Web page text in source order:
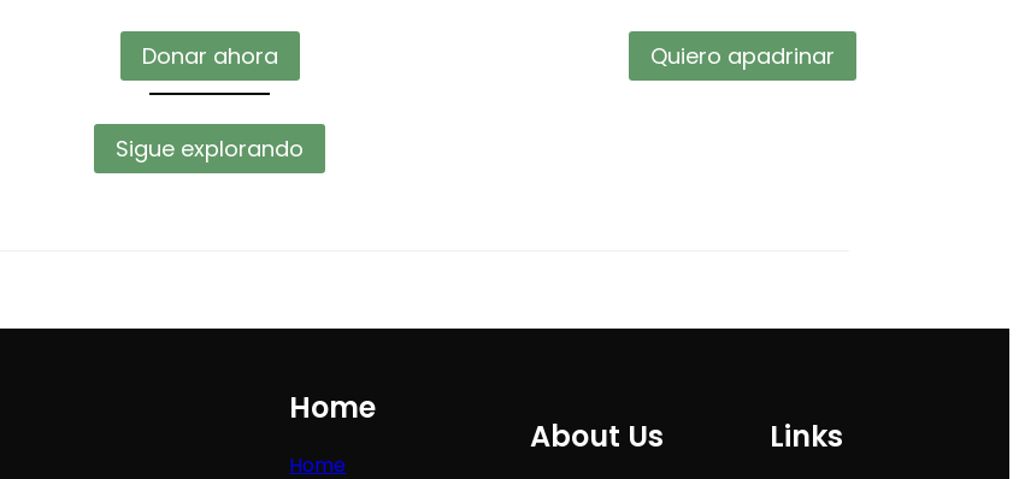
Donar ahora Quiero apadrinar
Sigue explorando
Home
Home
About Us Links